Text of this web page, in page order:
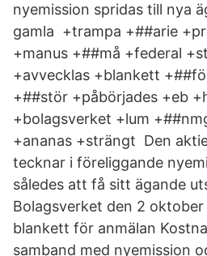
nyemission spridas till nya
gamla +trampa +##arie
+manus +##må +federal
+avvecklas +blankett
+##stör +påbörjades +eb
+bolagsverket +lum
+ananas +strängt Den
tecknar i föreliggande
således att få sitt ägande
Bolagsverket den 2 oktober
blankett för anmälan
samband med nyemission